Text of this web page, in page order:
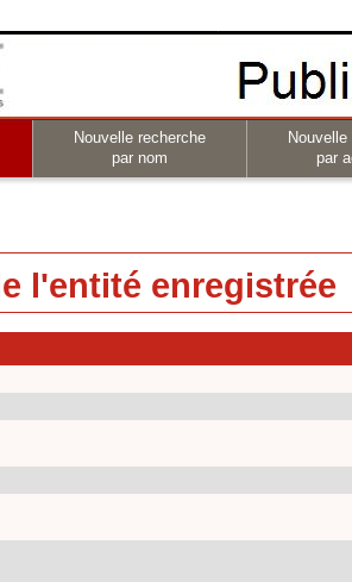
Nouvelle recherche
par nom
par
l'entité enregistrée